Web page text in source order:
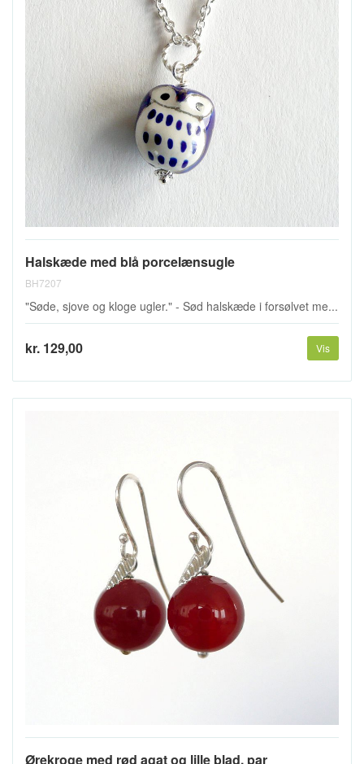
Halskæde med blå porcelænsugle
BH7207
"Søde, sjove og kloge ugler." - Sød halskæde i forsølvet me...
kr. 129,00 Vis
Ørekroge med rød agat og lille blad, par